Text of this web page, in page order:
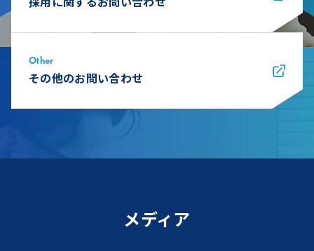
Other
その他のお問い合わせ
メディア